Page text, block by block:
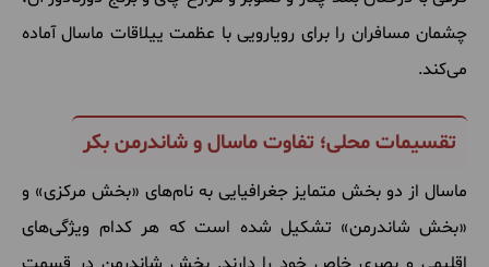
چشمان مسافران را برای رویارویی با عظمت ییلاقات ماسال آماده
می‌کند.
تقسیمات محلی؛ تفاوت ماسال و شاندرمن بکر
ماسال از دو بخش متمایز جغرافیایی به نام‌های «بخش مرکزی» و
«بخش شاندرمن» تشکیل شده است که هر کدام ویژگی‌های